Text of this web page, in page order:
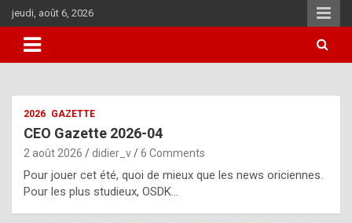
Skip
to
content
jeudi, août 6, 2026
i
u
2026 GAZETTE
CEO Gazette 2026-04
2 août 2026 didier_v 6 Comments
Pour jouer cet été, quoi de mieux que les news oriciennes.
Pour les plus studieux, OSDK…